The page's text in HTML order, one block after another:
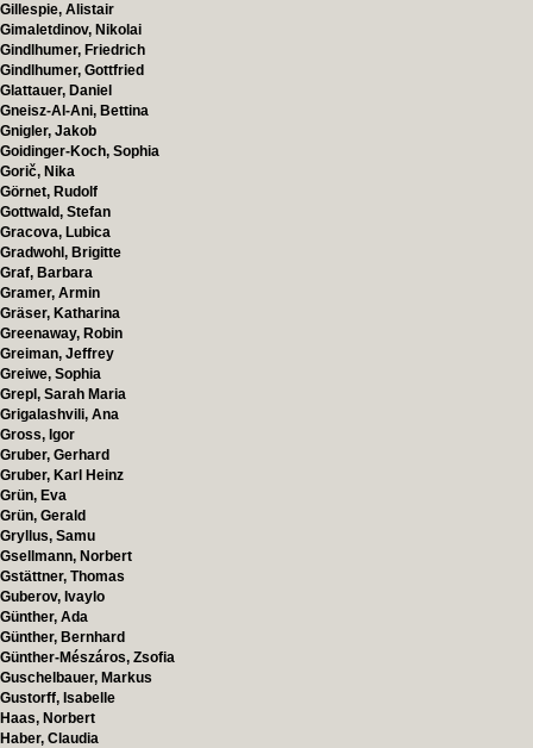
Gillespie, Alistair
Gimaletdinov, Nikolai
Gindlhumer, Friedrich
Gindlhumer, Gottfried
Glattauer, Daniel
Gneisz-Al-Ani, Bettina
Gnigler, Jakob
Goidinger-Koch, Sophia
Gorič, Nika
Görnet, Rudolf
Gottwald, Stefan
Gracova, Lubica
Gradwohl, Brigitte
Graf, Barbara
Gramer, Armin
Gräser, Katharina
Greenaway, Robin
Greiman, Jeffrey
Greiwe, Sophia
Grepl, Sarah Maria
Grigalashvili, Ana
Gross, Igor
Gruber, Gerhard
Gruber, Karl Heinz
Grün, Eva
Grün, Gerald
Gryllus, Samu
Gsellmann, Norbert
Gstättner, Thomas
Guberov, Ivaylo
Günther, Ada
Günther, Bernhard
Günther-Mészáros, Zsofia
Guschelbauer, Markus
Gustorff, Isabelle
Haas, Norbert
Haber, Claudia